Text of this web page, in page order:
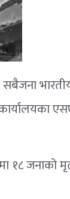
१८ जनाको